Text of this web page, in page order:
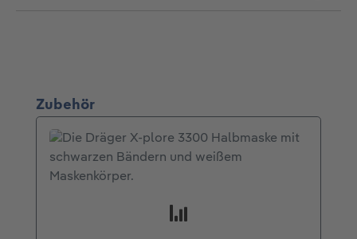
Produktgalerie überspringen
Zubehör